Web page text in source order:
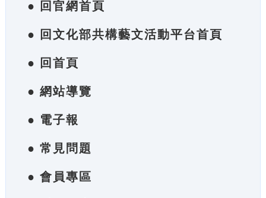
● 回官網首頁
● 回文化部共構藝文活動平台首頁
● 回首頁
● 網站導覽
● 電子報
● 常見問題
● 會員專區